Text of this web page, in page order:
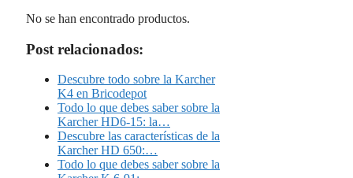
No se han encontrado productos.
Post relacionados:
Descubre todo sobre la Karcher
K4 en Bricodepot
Todo lo que debes saber sobre la
Karcher HD6-15: la…
Descubre las características de la
Karcher HD 650:…
Todo lo que debes saber sobre la